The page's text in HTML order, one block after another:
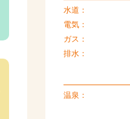
水道：
電気：
ガス：
排水：
温泉：